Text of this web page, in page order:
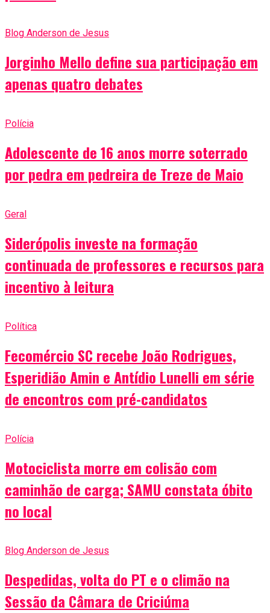
Blog Anderson de Jesus
Jorginho Mello define sua participação em
apenas quatro debates
Polícia
Adolescente de 16 anos morre soterrado
por pedra em pedreira de Treze de Maio
Geral
Siderópolis investe na formação
continuada de professores e recursos para
incentivo à leitura
Política
Fecomércio SC recebe João Rodrigues,
Esperidião Amin e Antídio Lunelli em série
de encontros com pré-candidatos
Polícia
Motociclista morre em colisão com
caminhão de carga; SAMU constata óbito
no local
Blog Anderson de Jesus
Despedidas, volta do PT e o climão na
Sessão da Câmara de Criciúma